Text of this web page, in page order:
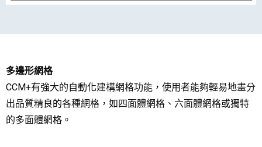
多邊形網格
CCM+有強大的自動化建構網格功能，使用者能夠輕易地畫分
出品質精良的各種網格，如四面體網格、六面體網格或獨特
的多面體網格。